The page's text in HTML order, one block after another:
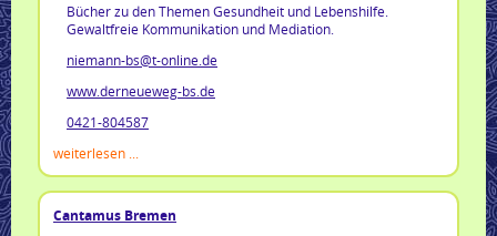
Bücher zu den Themen Gesundheit und Lebenshilfe.
Gewaltfreie Kommunikation und Mediation.
niemann-bs@t-online.de
www.derneueweg-bs.de
0421-804587
weiterlesen ...
Cantamus Bremen